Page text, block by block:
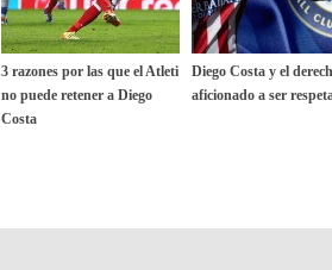
3 razones por las que el Atleti
no puede retener a Diego
Costa
Diego Costa y el
aficionado a ser